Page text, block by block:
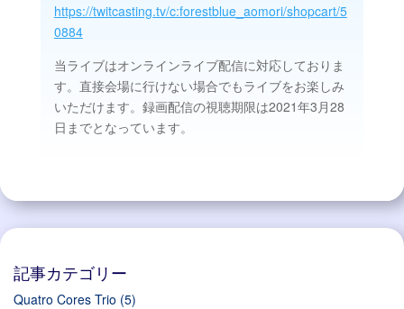
https://twitcasting.tv/c:forestblue_aomori/shopcart/5
0884
当ライブはオンラインライブ配信に対応しておりま
す。直接会場に行けない場合でもライブをお楽しみ
いただけます。録画配信の視聴期限は2021年3月28
日までとなっています。
記事カテゴリー
Quatro Cores Trio (5)